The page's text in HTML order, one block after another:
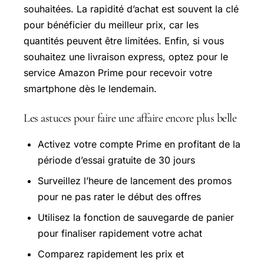
souhaitées. La rapidité d’achat est souvent la clé
pour bénéficier du meilleur prix, car les
quantités peuvent être limitées. Enfin, si vous
souhaitez une livraison express, optez pour le
service Amazon Prime pour recevoir votre
smartphone dès le lendemain.
Les astuces pour faire une affaire encore plus belle
Activez votre compte Prime en profitant de la
période d’essai gratuite de 30 jours
Surveillez l’heure de lancement des promos
pour ne pas rater le début des offres
Utilisez la fonction de sauvegarde de panier
pour finaliser rapidement votre achat
Comparez rapidement les prix et